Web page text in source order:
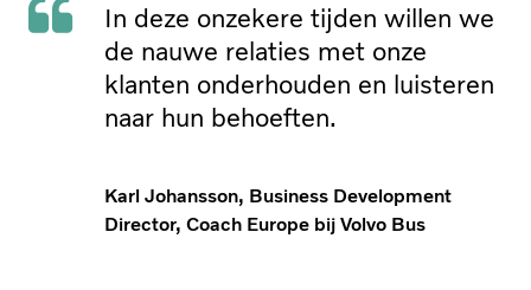
In deze onzekere tijden willen we
de nauwe relaties met onze
klanten onderhouden en luisteren
naar hun behoeften.
Karl Johansson, Business Development
Director, Coach Europe bij Volvo Bus